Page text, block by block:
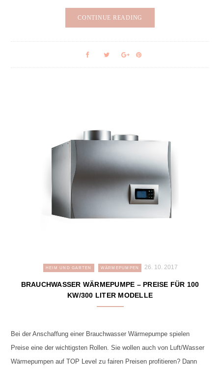
CONTINUE READING
HEIM UND GARTEN WÄRMEPUMPEN 26. 10. 2017
BRAUCHWASSER WÄRMEPUMPE – PREISE FÜR 100
KW/300 LITER MODELLE
Bei der Anschaffung einer Brauchwasser Wärmepumpe spielen
Preise eine der wichtigsten Rollen. Sie wollen auch von Luft/Wasser
Wärmepumpen auf TOP Level zu fairen Preisen profitieren? Dann